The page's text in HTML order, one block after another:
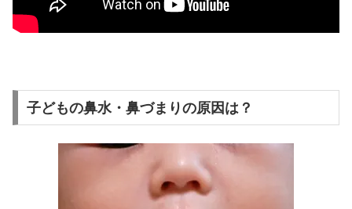
子どもの鼻水・鼻づまりの原因は？